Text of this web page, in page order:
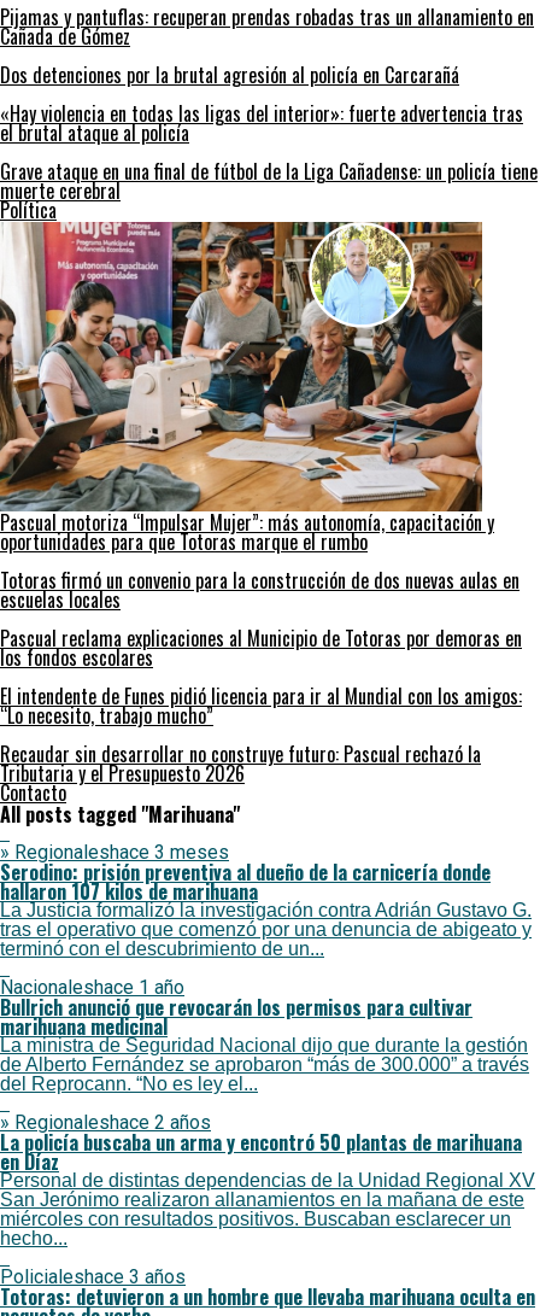
Pijamas y pantuflas: recuperan prendas robadas tras un allanamiento en
Cañada de Gómez
Dos detenciones por la brutal agresión al policía en Carcarañá
«Hay violencia en todas las ligas del interior»: fuerte advertencia tras
el brutal ataque al policía
Grave ataque en una final de fútbol de la Liga Cañadense: un policía tiene
muerte cerebral
Política
Pascual motoriza “Impulsar Mujer”: más autonomía, capacitación y
oportunidades para que Totoras marque el rumbo
Totoras firmó un convenio para la construcción de dos nuevas aulas en
escuelas locales
Pascual reclama explicaciones al Municipio de Totoras por demoras en
los fondos escolares
El intendente de Funes pidió licencia para ir al Mundial con los amigos:
“Lo necesito, trabajo mucho”
Recaudar sin desarrollar no construye futuro: Pascual rechazó la
Tributaria y el Presupuesto 2026
Contacto
All posts tagged "Marihuana"
» Regionaleshace 3 meses
Serodino: prisión preventiva al dueño de la carnicería donde
hallaron 107 kilos de marihuana
La Justicia formalizó la investigación contra Adrián Gustavo G.
tras el operativo que comenzó por una denuncia de abigeato y
terminó con el descubrimiento de un...
Nacionaleshace 1 año
Bullrich anunció que revocarán los permisos para cultivar
marihuana medicinal
La ministra de Seguridad Nacional dijo que durante la gestión
de Alberto Fernández se aprobaron “más de 300.000” a través
del Reprocann. “No es ley el...
» Regionaleshace 2 años
La policía buscaba un arma y encontró 50 plantas de marihuana
en Díaz
Personal de distintas dependencias de la Unidad Regional XV
San Jerónimo realizaron allanamientos en la mañana de este
miércoles con resultados positivos. Buscaban esclarecer un
hecho...
Policialeshace 3 años
Totoras: detuvieron a un hombre que llevaba marihuana oculta en